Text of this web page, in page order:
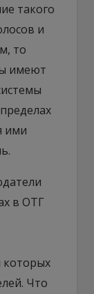
такого
и
то
имеют
ими
в ОТГ
которых
Что